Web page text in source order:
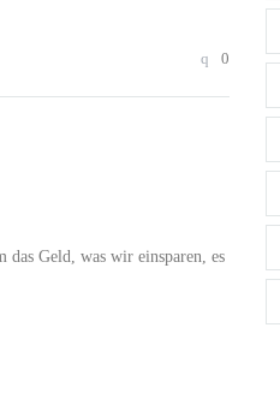
0
Geld, was wir einsparen, es